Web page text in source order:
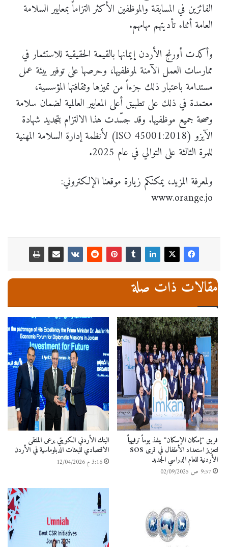
الفائزين في المسابقة والموظفين الأكثر التزاماً بمعايير السلامة
العامة أثناء تأديتهم مهامهم.
وأكدت أورنج الأردن إيمانها بالقيمة الحقيقية للاستثمار في
ممارسات العمل الآمنة لموظفيها، وحرصها على توفير بيئة عمل
مستدامة باعتبار ذلك جزءاً من تميزها وثقافتها المؤسسية،
معتمدة في ذلك على تطبيق أعلى المعايير العالمية لضمان سلامة
وصحة جميع موظفيها. وقد جسّدت هذا الالتزام بتجديد شهادة
الآيزو (ISO 45001:2018) لأنظمة إدارة السلامة المهنية
للمرة الثالثة على التوالي في عام 2025.
ولمعرفة المزيد، يمكنكم زيارة موقعنا الإلكتروني:
www.orange.jo
مقالات ذات صلة
فريق “إمكان الإسكان” ينفذ يوماً ترفيهياً
لتعزيز استعداد الأطفال في قرى SOS
الأردنية للعام الدراسي الجديد
9:57 ص 02/09/2025
البنك الأردني الكويتي يرعى الملتقى
الاقتصادي للبعثات الدبلوماسية في الأردن
3:16 م 12/04/2026